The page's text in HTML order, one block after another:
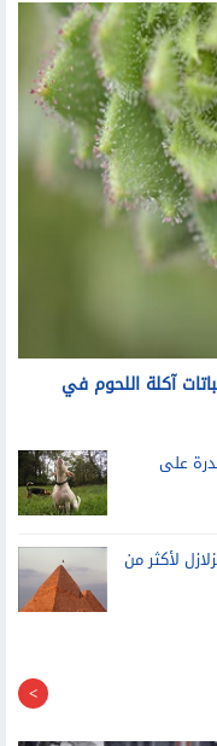
آكلة اللحوم في
على
لأكثر من